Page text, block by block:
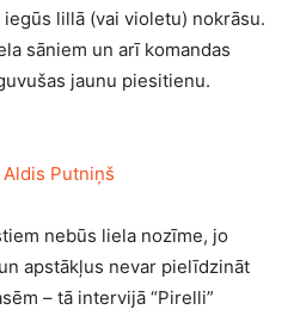
lillā (vai violetu) nokrāsu.
sāniem un arī komandas
jaunu piesitienu.
nebūs liela nozīme, jo
apstākļus nevar pielīdzināt
– tā intervijā “Pirelli”